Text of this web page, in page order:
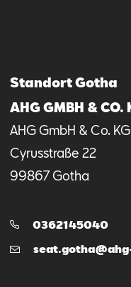
Standort Gotha
AHG GMBH & CO.
AHG GmbH & Co.
Cyrusstraße 22
99867Gotha
Telefon:
0362145040
E-